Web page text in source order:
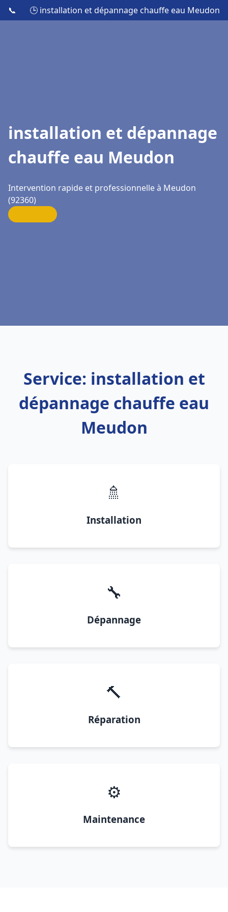
📞 🕒 installation et dépannage chauffe eau Meudon
installation et dépannage
chauffe eau Meudon
Intervention rapide et professionnelle à Meudon
(92360)
Service: installation et
dépannage chauffe eau
Meudon
🚿
Installation
🔧
Dépannage
🔨
Réparation
⚙️
Maintenance